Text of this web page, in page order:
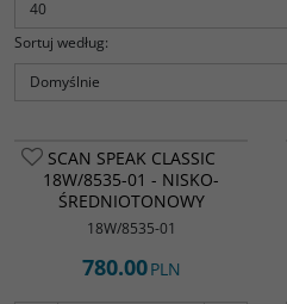
Sortuj według:
SCAN SPEAK CLASSIC
18W/8535-01 - NISKO-
ŚREDNIOTONOWY
18W/8535-01
780.00PLN